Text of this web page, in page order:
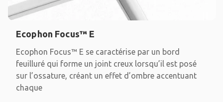
Ecophon Focus™ E
Ecophon Focus™ E se caractérise par un bord
feuilluré qui forme un joint creux lorsqu’il est posé
sur l’ossature, créant un effet d’ombre accentuant
chaque